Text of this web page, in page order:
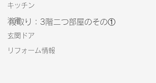
キッチン
浴室
玄関ドア
リフォーム情報
段取り：3階二つ部屋のその①